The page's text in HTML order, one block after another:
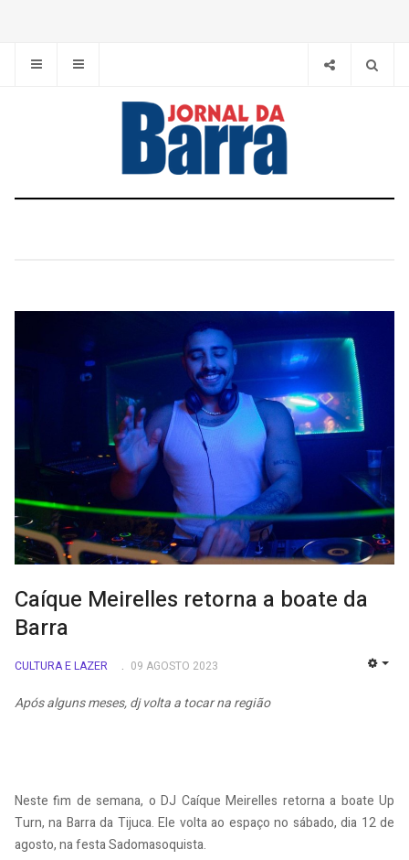
Caíque Meirelles retorna a boate da
Barra
CULTURA E LAZER 09 AGOSTO 2023
Após alguns meses, dj volta a tocar na região
Neste fim de semana, o DJ Caíque Meirelles retorna a boate Up
Turn, na Barra da Tijuca. Ele volta ao espaço no sábado, dia 12 de
agosto, na festa Sadomasoquista.